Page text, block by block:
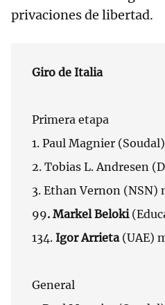
privaciones de libertad.
Giro de Italia
Primera etapa
1. Paul Magnier
2. Tobias L. Andresen
3. Ethan Vernon (NSN)
99. Markel Beloki
134. Igor Arrieta(UAE)
General